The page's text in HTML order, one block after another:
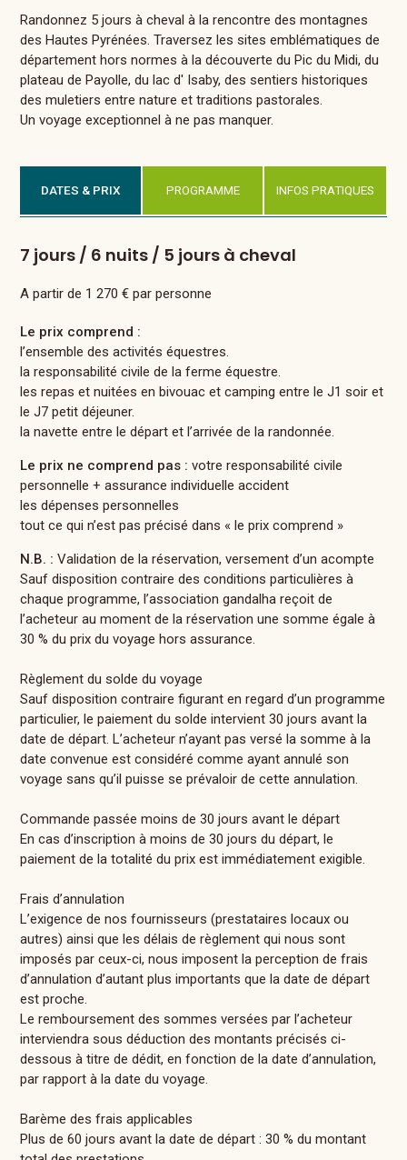
Randonnez 5 jours à cheval à la rencontre des montagnes
des Hautes Pyrénées. Traversez les sites emblématiques de
département hors normes à la découverte du Pic du Midi, du
plateau de Payolle, du lac d' Isaby, des sentiers historiques
des muletiers entre nature et traditions pastorales.
Un voyage exceptionnel à ne pas manquer.
DATES & PRIX PROGRAMME INFOS PRATIQUES
7 jours / 6 nuits / 5 jours à cheval
A partir de 1 270 € par personne
Le prix comprend :
l’ensemble des activités équestres.
la responsabilité civile de la ferme équestre.
les repas et nuitées en bivouac et camping entre le J1 soir et
le J7 petit déjeuner.
la navette entre le départ et l’arrivée de la randonnée.
Le prix ne comprend pas : votre responsabilité civile
personnelle + assurance individuelle accident
les dépenses personnelles
tout ce qui n’est pas précisé dans « le prix comprend »
N.B. : Validation de la réservation, versement d’un acompte
Sauf disposition contraire des conditions particulières à
chaque programme, l’association gandalha reçoit de
l’acheteur au moment de la réservation une somme égale à
30 % du prix du voyage hors assurance.
Règlement du solde du voyage
Sauf disposition contraire figurant en regard d’un programme
particulier, le paiement du solde intervient 30 jours avant la
date de départ. L’acheteur n’ayant pas versé la somme à la
date convenue est considéré comme ayant annulé son
voyage sans qu’il puisse se prévaloir de cette annulation.
Commande passée moins de 30 jours avant le départ
En cas d’inscription à moins de 30 jours du départ, le
paiement de la totalité du prix est immédiatement exigible.
Frais d’annulation
L’exigence de nos fournisseurs (prestataires locaux ou
autres) ainsi que les délais de règlement qui nous sont
imposés par ceux-ci, nous imposent la perception de frais
d’annulation d’autant plus importants que la date de départ
est proche.
Le remboursement des sommes versées par l’acheteur
interviendra sous déduction des montants précisés ci-
dessous à titre de dédit, en fonction de la date d’annulation,
par rapport à la date du voyage.
Barème des frais applicables
Plus de 60 jours avant la date de départ : 30 % du montant